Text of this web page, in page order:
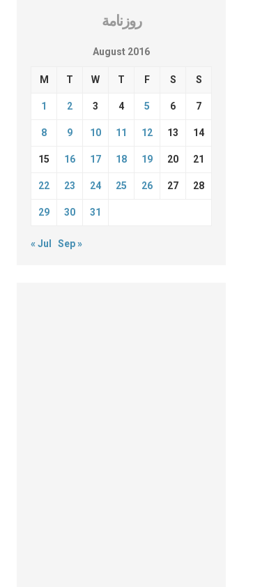
روزنامة
August 2016
M T W T F S S
1 2 3 4 5 6 7
8 9 10 11 12 13 14
15 16 17 18 19 20 21
22 23 24 25 26 27 28
29 30 31
« Jul Sep »